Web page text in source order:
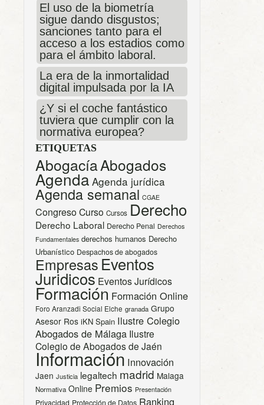
El uso de la biometría
sigue dando disgustos;
sanciones tanto para el
acceso a los estadios como
para el ámbito laboral.
La era de la inmortalidad
digital impulsada por la IA
¿Y si el coche fantástico
tuviera que cumplir con la
normativa europea?
ETIQUETAS
AbogacíaAbogados
Agenda Agenda jurídica
Agenda semanal CGAE
CongresoCurso Cursos Derecho
Derecho Laboral Derecho Penal Derechos
Fundamentales derechos humanos Derecho
Urbanístico Despachos de abogados
Empresas Eventos
Juridicos Eventos Jurídicos
Formación Formación Online
Foro Aranzadi Social Elche granada Grupo
Asesor Ros iKN Spain Ilustre Colegio
Abogados de Málaga Ilustre
Colegio de Abogados de Jaén
Información Innovación
Jaen Justicia legaltech madrid Malaga
Normativa Online Premios Presentación
Privacidad Protección de Datos Ranking